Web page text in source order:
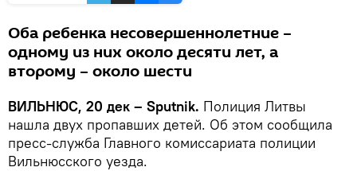
Оба ребенка несовершеннолетние –
одному из них около десяти лет, а
второму – около шести
ВИЛЬНЮС, 20 дек – Sputnik. Полиция Литвы
нашла двух пропавших детей. Об этом сообщила
пресс-служба Главного комиссариата полиции
Вильнюсского уезда.